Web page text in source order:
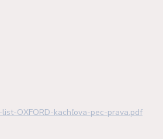
OXFORD-kachľova-pec-prava.pdf